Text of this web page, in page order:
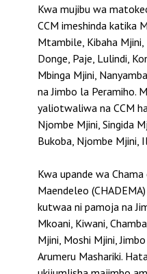
Kwa mujibu wa
CCM imeshinda katika
Mtambile, Kibaha Mjini,
Donge, Paje, Lulindi,
Mbinga Mjini,
na Jimbo la Peramiho.
yaliotwaliwa na CCM
Njombe Mjini, Singida
Bukoba, Njombe Mjini,
Kwa upande wa
Maendeleo
kutwaa ni pamoja na
Mkoani, Kiwani,
Mjini, Moshi Mjini,
Arumeru Mashariki.